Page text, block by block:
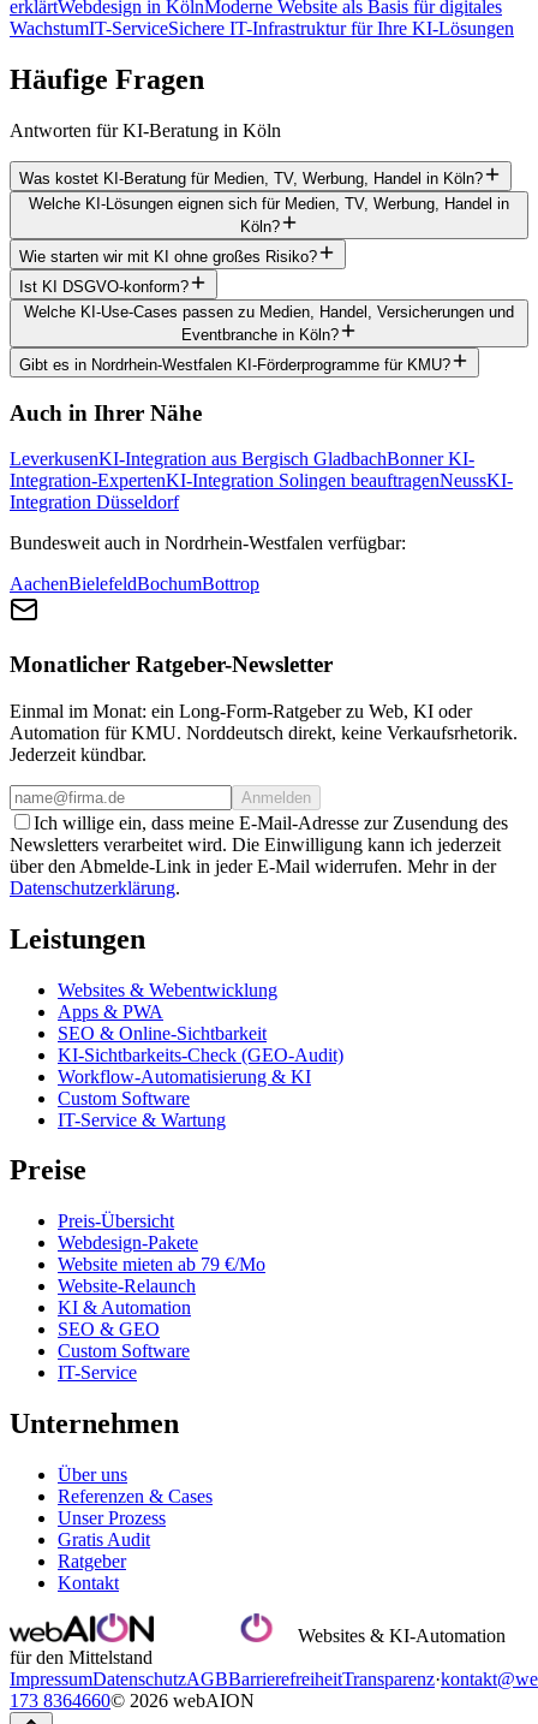
erklärtWebdesign in KölnModerne Website als Basis für digitales
WachstumIT-ServiceSichere IT-Infrastruktur für Ihre KI-Lösungen
Häufige Fragen
Antworten für KI-Beratung in Köln
Was kostet KI-Beratung für Medien, TV, Werbung, Handel in Köln?
Welche KI-Lösungen eignen sich für Medien, TV, Werbung, Handel in
Köln?
Wie starten wir mit KI ohne großes Risiko?
Ist KI DSGVO-konform?
Welche KI-Use-Cases passen zu Medien, Handel, Versicherungen und
Eventbranche in Köln?
Gibt es in Nordrhein-Westfalen KI-Förderprogramme für KMU?
Auch in Ihrer Nähe
LeverkusenKI-Integration aus Bergisch GladbachBonner KI-
Integration-ExpertenKI-Integration Solingen beauftragenNeussKI-
Integration Düsseldorf
Bundesweit auch in Nordrhein-Westfalen verfügbar:
AachenBielefeldBochumBottrop
Monatlicher Ratgeber-Newsletter
Einmal im Monat: ein Long-Form-Ratgeber zu Web, KI oder
Automation für KMU. Norddeutsch direkt, keine Verkaufsrhetorik.
Jederzeit kündbar.
Anmelden
Ich willige ein, dass meine E-Mail-Adresse zur Zusendung des
Newsletters verarbeitet wird. Die Einwilligung kann ich jederzeit
über den Abmelde-Link in jeder E-Mail widerrufen. Mehr in der
Datenschutzerklärung.
Leistungen
Websites & Webentwicklung
Apps & PWA
SEO & Online-Sichtbarkeit
KI-Sichtbarkeits-Check (GEO-Audit)
Workflow-Automatisierung & KI
Custom Software
IT-Service & Wartung
Preise
Preis-Übersicht
Webdesign-Pakete
Website mieten ab 79 €/Mo
Website-Relaunch
KI & Automation
SEO & GEO
Custom Software
IT-Service
Unternehmen
Über uns
Referenzen & Cases
Unser Prozess
Gratis Audit
Ratgeber
Kontakt
Websites & KI-Automation
für den Mittelstand
ImpressumDatenschutzAGBBarrierefreiheitTransparenz·
173 8364660© 2026 webAION